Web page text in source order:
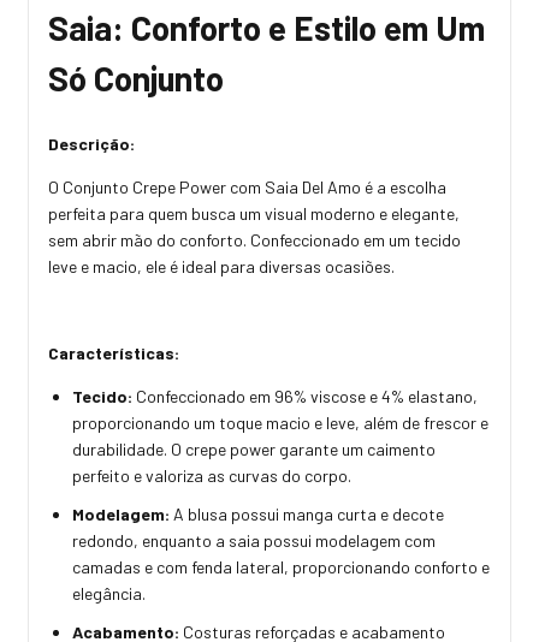
Saia: Conforto e Estilo em Um
Só Conjunto
Descrição:
O Conjunto Crepe Power com Saia Del Amo é a escolha
perfeita para quem busca um visual moderno e elegante,
sem abrir mão do conforto. Confeccionado em um tecido
leve e macio, ele é ideal para diversas ocasiões.
Características:
Tecido: Confeccionado em 96% viscose e 4% elastano,
proporcionando um toque macio e leve, além de frescor e
durabilidade. O crepe power garante um caimento
perfeito e valoriza as curvas do corpo.
Modelagem: A blusa possui manga curta e decote
redondo, enquanto a saia possui modelagem com
camadas e com fenda lateral, proporcionando conforto e
elegância.
Acabamento: Costuras reforçadas e acabamento